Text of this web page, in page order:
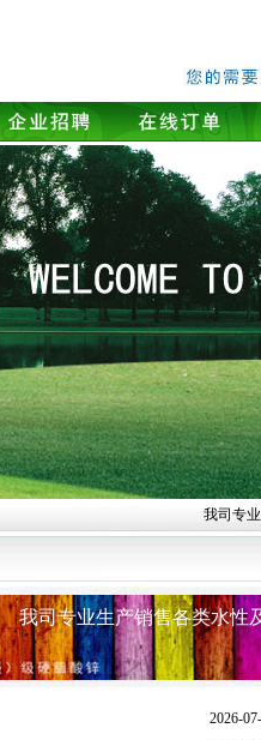
我司专业
我司专业生产销售各类水性及
2026-